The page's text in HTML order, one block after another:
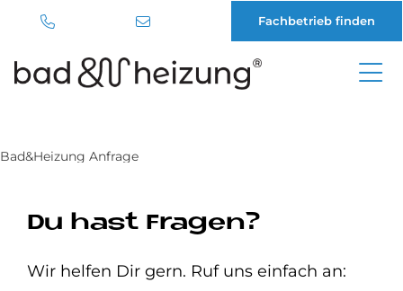
Fachbetrieb finden
Bad&Heizung Anfrage
Du hast Fragen?
Wir helfen Dir gern. Ruf uns einfach an: